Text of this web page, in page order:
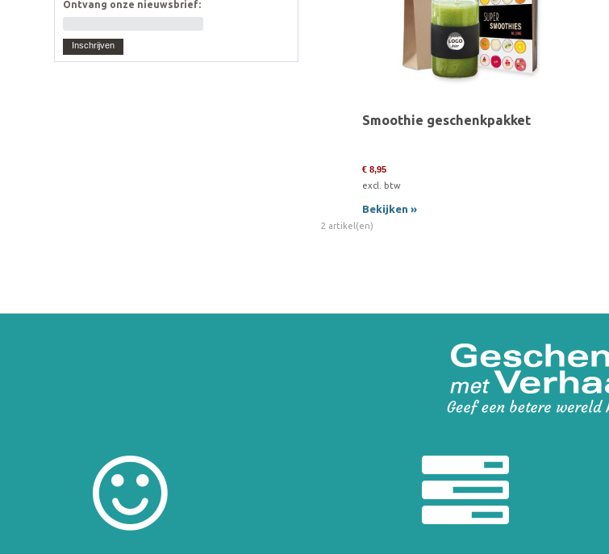
Smoothie geschenkpakket
€ 8,95
excl. btw
Bekijken »
2 artikel(en)
Ontvang onze nieuwsbrief:
Inschrijven